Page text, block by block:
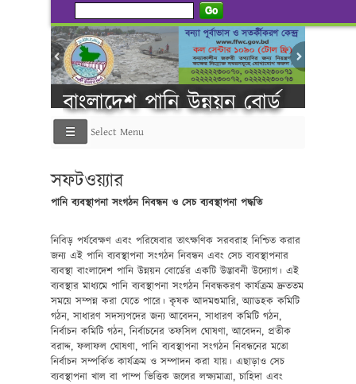
Go
বাংলাদেশ পানি উন্নয়ন বোর্ডপ্রানবন্ত
Select Menu
----------গণ বিজ্ঞপ্তি ---------
সফটওয়্যার
পানি ব্যবস্থাপনা সংগঠন নিবন্ধন ও সেচ ব্যবস্থাপনা পদ্ধতি
নিবিড় পর্যবেক্ষণ এবং পরিষেবার তাৎক্ষণিক সরবরাহ নিশ্চিত করার
জন্য এই পানি ব্যবস্থাপনা সংগঠন নিবন্ধন এবং সেচ ব্যবস্থাপনার
ব্যবস্থা বাংলাদেশ পানি উন্নয়ন বোর্ডের একটি উদ্ভাবনী উদ্যোগ। এই
ব্যবস্থার মাধ্যমে পানি ব্যবস্থাপনা সংগঠন নিবন্ধকরণ কার্যক্রম দ্রুততম
সময়ে সম্পন্ন করা যেতে পারে। কৃষক আদমশুমারি, অ্যাডহক কমিটি
গঠন, সাধারণ সদস্যপদের জন্য আবেদন, সাধারণ কমিটি গঠন,
নির্বাচন কমিটি গঠন, নির্বাচনের তফসিল ঘোষণা, আবেদন, প্রতীক
বরাদ্দ, ফলাফল ঘোষণা, পানি ব্যবস্থাপনা সংগঠন নিবন্ধনের মতো
নির্বাচন সম্পর্কিত কার্যক্রম ও সম্পাদন করা যায়। এছাড়াও সেচ
ব্যবস্থাপনা খাল বা পাম্প ভিত্তিক জলের লক্ষ্যমাত্রা, চাহিদা এবং